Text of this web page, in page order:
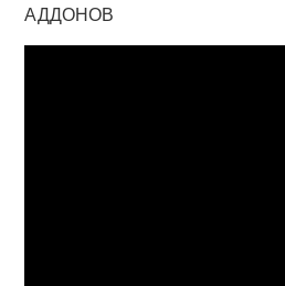
АДДОНОВ